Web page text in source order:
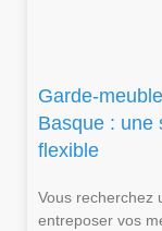
Garde-
Basque : une
flexible
Vous recherchez
entreposer vos